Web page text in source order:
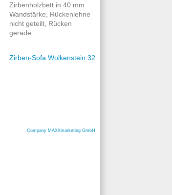
Zirbenholzbett in 40 mm
Wandstärke, Rückenlehne
nicht geteilt, Rücken
gerade
Zirben-Sofa Wolkenstein 32
Company MAXXmarketing GmbH